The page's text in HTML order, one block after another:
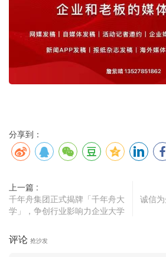
分享到：
上一篇 :
千年舟集团正式揭牌「千年舟大
学」，争创行业影响力企业大学
诚信
评论 抢沙发